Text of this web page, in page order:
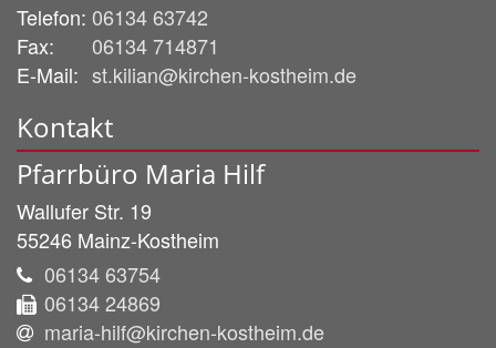
Telefon: 06134 63742
Fax:
06134 714871
E-Mail: st.kilian@kirchen-kostheim.de
Kontakt
Pfarrbüro Maria Hilf
Wallufer Str. 19
55246 Mainz-Kostheim
06134 63754
06134 24869
maria-hilf@kirchen-kostheim.de